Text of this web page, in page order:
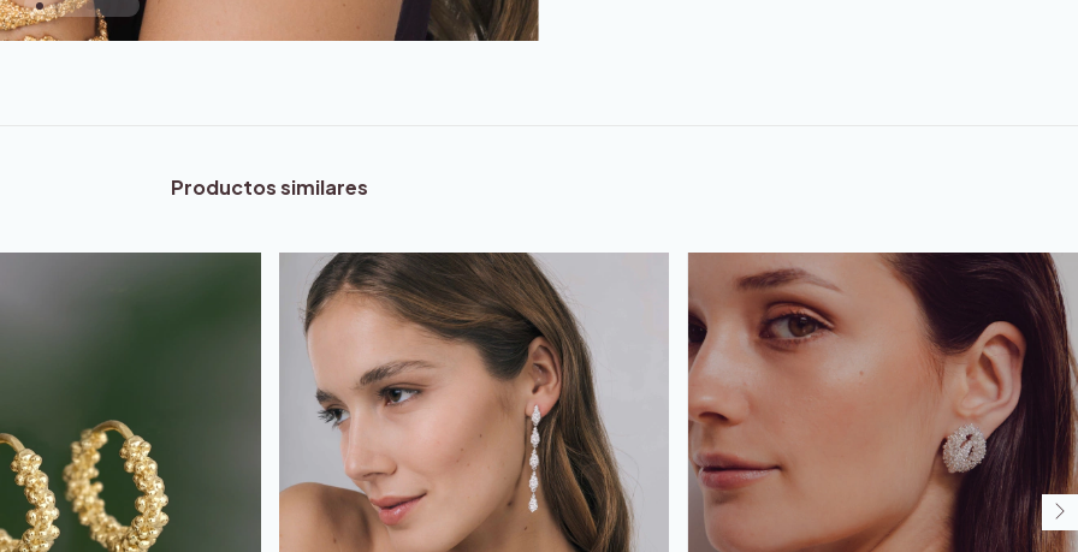
Productos similares